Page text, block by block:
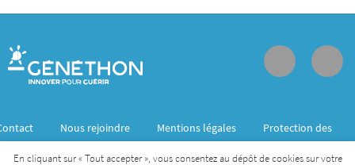
Nous rejoindre Mentions légales
Protection des
En cliquant sur « Tout accepter », vous consentez au dépôt de cookies sur votre